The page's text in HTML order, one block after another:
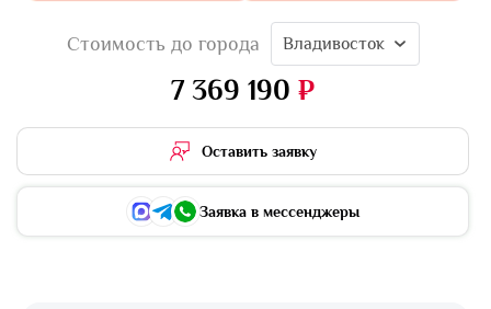
Стоимость до города Владивосток
7 369 190 ₽
Оставить заявку
Заявка в мессенджеры